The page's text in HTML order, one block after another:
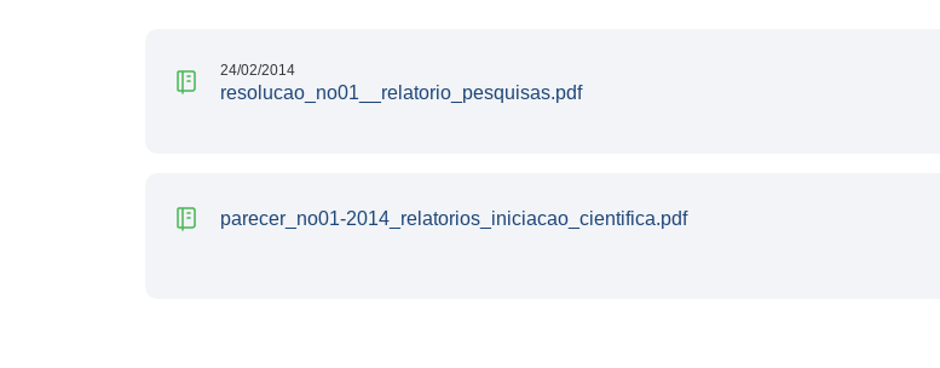
24/02/2014
resolucao_no01__relatorio_pesquisas.pdf
parecer_no01-2014_relatorios_iniciacao_cientifica.pdf